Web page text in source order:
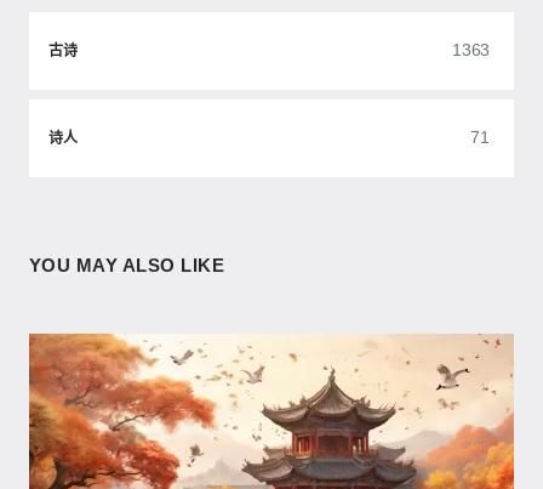
古诗 1363
诗人 71
YOU MAY ALSO LIKE